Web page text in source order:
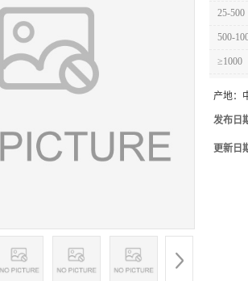
25-500
500-
≥1000
产地：
发布日
更新日